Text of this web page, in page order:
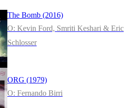
The Bomb (2016)
O: Kevin Ford, Smriti Keshari & Eric
Schlosser
ORG (1979)
O: Fernando Birri